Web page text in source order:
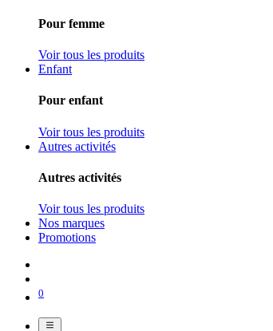
Pour femme
Voir tous les produits
Enfant
Pour enfant
Voir tous les produits
Autres activités
Autres activités
Voir tous les produits
Nos marques
Promotions
0